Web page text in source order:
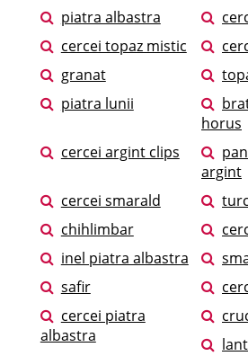
piatra albastra
cercei topaz mistic
granat
piatra lunii
horus
cercei argint clips
argint
cercei smarald
chihlimbar
inel piatra albastra
safir
cercei piatra
albastra